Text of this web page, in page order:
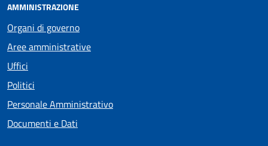
AMMINISTRAZIONE
Organi di governo
Aree amministrative
Uffici
Politici
Personale Amministrativo
Documenti e Dati